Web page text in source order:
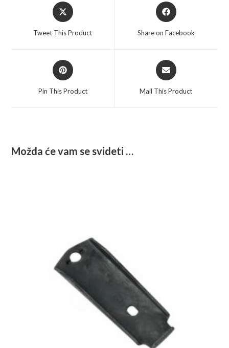
Opens
in
Tweet This Product
Opens
in
Share on Facebook
Opens
in
Pin This Product
Opens
in
Mail This Product
Možda će vam se svideti …